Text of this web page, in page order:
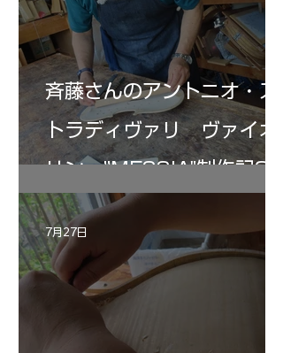
斉藤さんのアントニオ・ス
トラディヴァリ ヴァイオ
リン ”MESSIA"制作記33
7月27日